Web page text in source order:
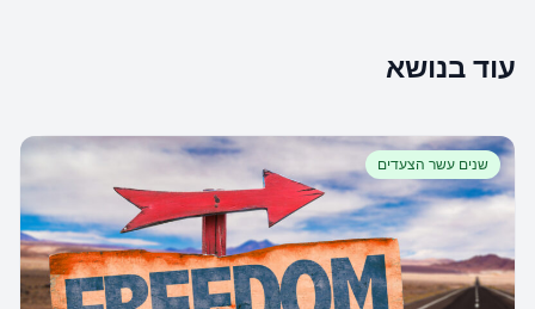
עוד בנושא
שנים עשר הצעדים